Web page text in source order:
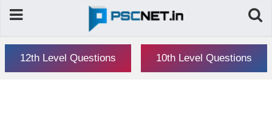
12th Level Questions 10th Level Questions